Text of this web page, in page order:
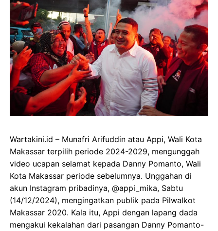
Wartakini.id – Munafri Arifuddin atau Appi, Wali Kota
Makassar terpilih periode 2024-2029, mengunggah
video ucapan selamat kepada Danny Pomanto, Wali
Kota Makassar periode sebelumnya. Unggahan di
akun Instagram pribadinya, @appi_mika, Sabtu
(14/12/2024), mengingatkan publik pada Pilwalkot
Makassar 2020. Kala itu, Appi dengan lapang dada
mengakui kekalahan dari pasangan Danny Pomanto-